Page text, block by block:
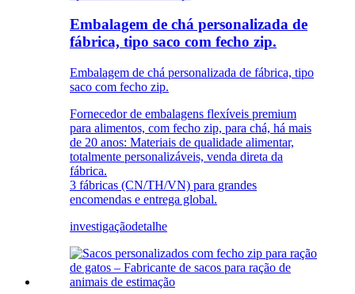
Embalagem de chá personalizada de
fábrica, tipo saco com fecho zip.
Embalagem de chá personalizada de fábrica, tipo
saco com fecho zip.
Fornecedor de embalagens flexíveis premium
para alimentos, com fecho zip, para chá, há mais
de 20 anos: Materiais de qualidade alimentar,
totalmente personalizáveis, venda direta da
fábrica.
3 fábricas (CN/TH/VN) para grandes
encomendas e entrega global.
investigaçãodetalhe